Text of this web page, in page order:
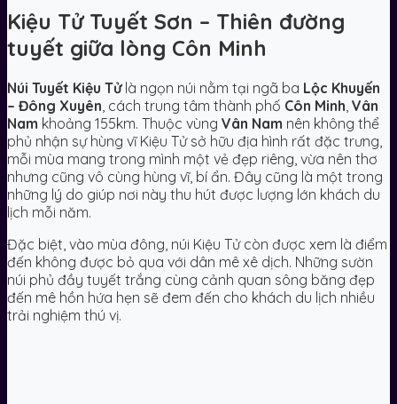
Kiệu Tử Tuyết Sơn – Thiên đường
tuyết giữa lòng Côn Minh
Núi Tuyết Kiệu Tửlà ngọn núi nằm tại ngã ba Lộc Khuyến
– Đông Xuyên , cách trung tâm thành phố Côn Minh Vân
Nam khoảng 155km. Thuộc vùng Vân Nam nên không thể
phủ nhận sự hùng vĩ Kiệu Tử sở hữu địa hình rất đặc trưng,
mỗi mùa mang trong mình một vẻ đẹp riêng, vừa nên thơ
nhưng cũng vô cùng hùng vĩ, bí ẩn. Đây cũng là một trong
những lý do giúp nơi này thu hút được lượng lớn khách du
lịch mỗi năm.
Đặc biệt, vào mùa đông, núi Kiệu Tử còn được xem là điểm
đến không được bỏ qua với dân mê xê dịch. Những sườn
núi phủ đầy tuyết trắng cùng cảnh quan sông băng đẹp
đến mê hồn hứa hẹn sẽ đem đến cho khách du lịch nhiều
trải nghiệm thú vị.